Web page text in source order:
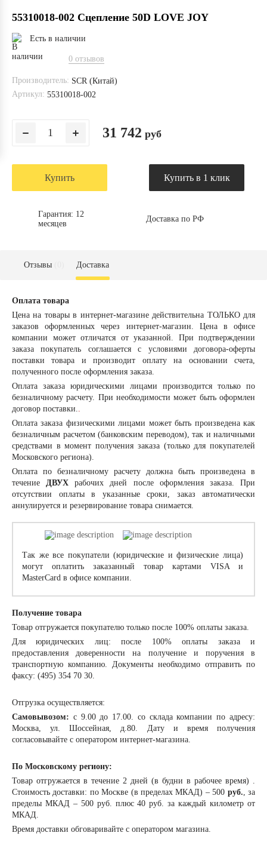
55310018-002 Сцепление 50D LOVE JOY
Есть в наличии
0 отзывов
Производитель: SCR (Китай)
Артикул: 55310018-002
31 742 руб
Купить Купить в 1 клик
Гарантия: 12
месяцев
Доставка по РФ
Отзывы Доставка
Оплата товара
Цена на товары в интернет-магазине действительна ТОЛЬКО для
заказов оформленных через интернет-магазин. Цена в офисе
компании может отличатся от указанной. При подтверждении
заказа покупатель соглашается с условиями договора-оферты
поставки товара и производит оплату на основании счета,
полученного после оформления заказа.
Оплата заказа юридическими лицами производится только по
безналичному расчету. При необходимости может быть оформлен
договор поставки..
Оплата заказа физическими лицами может быть произведена как
безналичным расчетом (банковским переводом), так и наличными
средствами в момент получения заказа (только для покупателей
Московского региона).
Оплата по безналичному расчету должна быть произведена в
течениеДВУХ рабочих дней после оформления заказа. При
отсутствии оплаты в указанные сроки, заказ автоматически
аннулируется и резервирование товара снимается.
Так же все покупатели (юридические и физические лица)
могут оплатить заказанный товар картами VISA и
MasterCard в офисе компании.
Получение товара
Товар отгружается покупателю только после 100% оплаты заказа.
Для юридических лиц: после 100% оплаты заказа и
предоставления доверенности на получение и поручения в
транспортную компанию. Документы необходимо отправить по
факсу: (495) 354 70 30.
Отгрузка осуществляется:
Самовывозом: с 9.00 до 17.00. со склада компании по адресу:
Москва, ул. Шоссейная, д.80. Дату и время получения
согласовывайте с оператором интернет-магазина.
По Московскому региону:
Товар отгружается в течение 2 дней (в будни в рабочее время) .
Стоимость доставки: по Москве (в пределах МКАД) – 500 руб., за
пределы МКАД – 500 руб. плюс 40 руб. за каждый километр от
МКАД.
Время доставки обговаривайте с оператором магазина.